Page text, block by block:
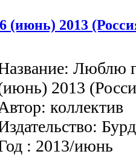
2013
Люблю
2013
коллектив
: 2013/июнь